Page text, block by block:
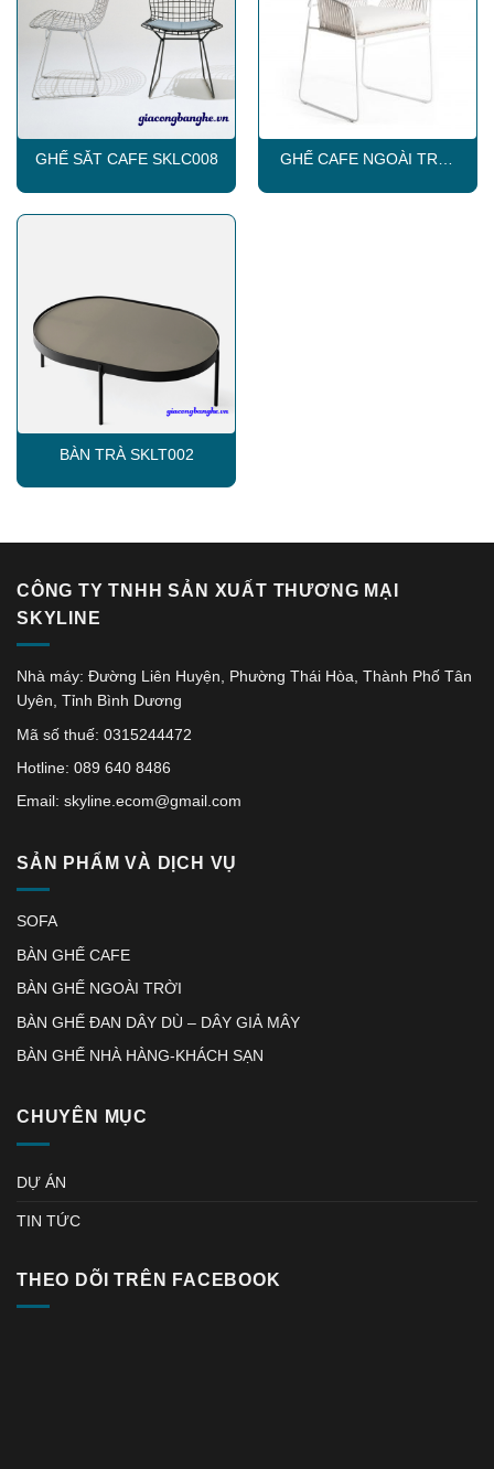
GHẾ SẮT CAFE SKLC008
GHẾ CAFE NGOÀI TRỜI
BÀN TRÀ SKLT002
CÔNG TY TNHH SẢN XUẤT THƯƠNG MẠI
SKYLINE
Nhà máy: Đường Liên Huyện, Phường Thái Hòa, Thành Phố Tân
Uyên, Tỉnh Bình Dương
Mã số thuế: 0315244472
Hotline: 089 640 8486
Email: skyline.ecom@gmail.com
SẢN PHẨM VÀ DỊCH VỤ
SOFA
BÀN GHẾ CAFE
BÀN GHẾ NGOÀI TRỜI
BÀN GHẾ ĐAN DÂY DÙ – DÂY GIẢ MÂY
BÀN GHẾ NHÀ HÀNG-KHÁCH SẠN
CHUYÊN MỤC
DỰ ÁN
TIN TỨC
THEO DÕI TRÊN FACEBOOK